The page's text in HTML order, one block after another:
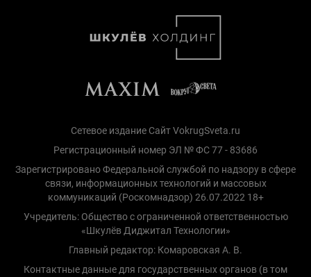
Сетевое издание Сайт VokrugSveta.ru
Регистрационный номер ЭЛ № ФС 77 - 83686
Зарегистрировано Федеральной службой по надзору в сфере
связи, информационных технологий и массовых
коммуникаций (Роскомнадзор) 26.07.2022 18+
Учредитель: Общество с ограниченной ответственностью
«Шкулёв Диджитал Технологии»
Главный редактор: Комаровская А. В.
Контактные данные для государственных органов (в том